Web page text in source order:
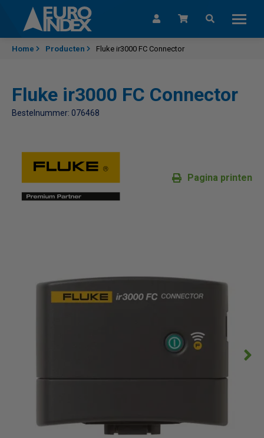
Skip to content
Home Producten Fluke ir3000 FC Connector
Fluke ir3000 FC Connector
Bestelnummer: 076468
Pagina printen